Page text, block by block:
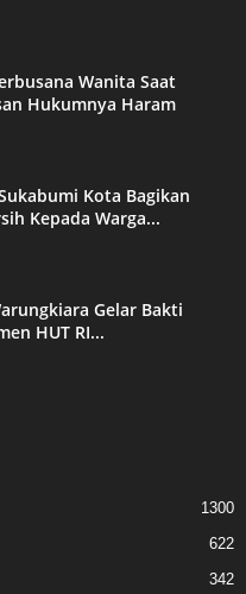
Wanita Saat
Hukumnya Haram
Kota Bagikan
Kepada Warga...
Gelar Bakti
HUT RI...
1300
622
342